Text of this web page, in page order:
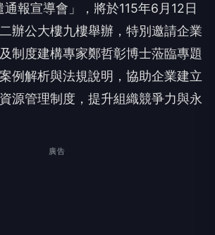
通報宣導會」，將於115年6月12日
辦公大樓九樓舉辦，特別邀請企業
制度建構專家鄭哲彰博士蒞臨專題
例解析與法規說明，協助企業建立
源管理制度，提升組織競爭力與永
廣告